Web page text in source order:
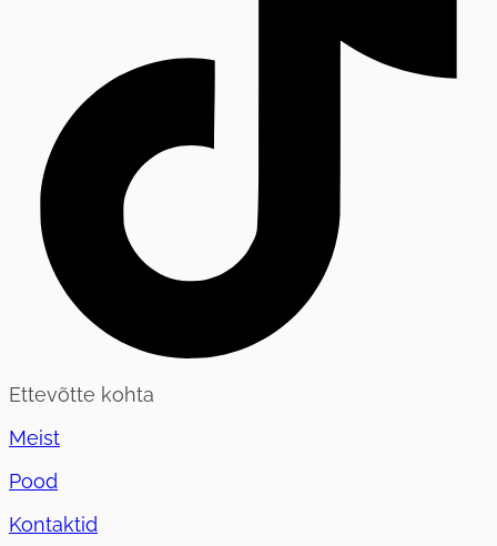
Ettevõtte kohta
Meist
Pood
Kontaktid